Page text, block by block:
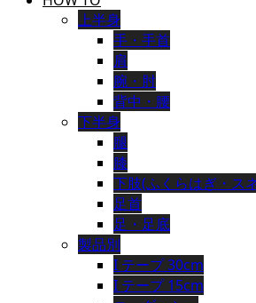
上半身
手・手首
肩
腕・肘
背中・腰
下半身
腿
膝
下肢(ふくらはぎ・ス
足首
足・足底
製品別
I テープ 30cm
I テープ 15cm